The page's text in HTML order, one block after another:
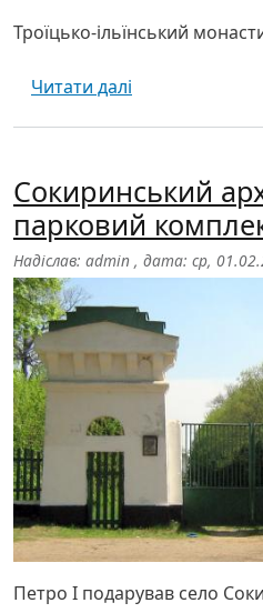
Троїцько-ільїнський
Читати далі
Сокиринський
парковий
Надіслав: admin , дата: ср,
Петро І подарував село